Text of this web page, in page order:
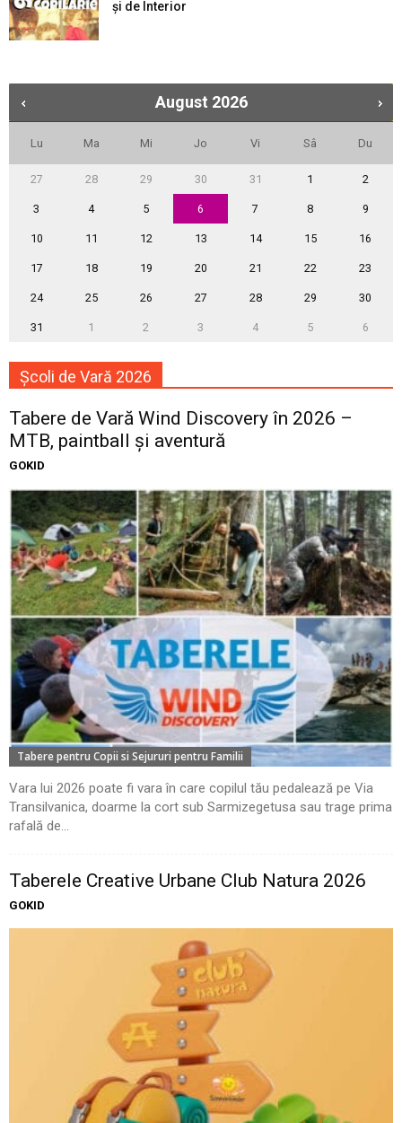
şi de Interior
August 2026
Lu Ma Mi Jo Vi Sâ Du
27 28 29 30 31 1 2
3 4 5 6 7 8 9
10 11 12 13 14 15 16
17 18 19 20 21 22 23
24 25 26 27 28 29 30
31 1 2 3 4 5 6
Școli de Vară 2026
Tabere de Vară Wind Discovery în 2026 –
MTB, paintball și aventură
GOKID
Tabere pentru Copii si Sejururi pentru Familii
Vara lui 2026 poate fi vara în care copilul tău pedalează pe Via
Transilvanica, doarme la cort sub Sarmizegetusa sau trage prima
rafală de...
Taberele Creative Urbane Club Natura 2026
GOKID